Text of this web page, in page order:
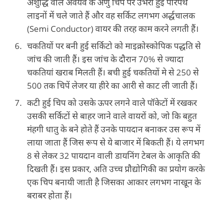
लाइनों में चले जाते हैं और वह सर्किट लगभग अर्द्धचालक
(Semi Conductor) वायर की तरह काम करने लगती हैं।
चकतियों पर बनी हुई सर्किटो को माइक्रोस्‍कोपिक पद्धति से
जांच की जाती हैं। इस जांच के दौरान 70% से ज्‍यादा
चकतियां खराब मिलती हैं। बची हुई चकतियों मे से 250 से
500 तक चिपें लेजर या हीरे का आरी से काट ली जाती हैं।
कटी हुई चिप को उसके ऊपर लगने वाले पॉकेटों में रखकर
उसकी सर्किटों से बाहर जाने वाले वायरों को, जो कि बहुत
मंहगी धातु के बने होते हैं उनके पायदान बनाकर उस रूप में
लाया जाता हैं जिस रूप से ये बाजार में बिकती हैं। ये लगभग
8 से लेकर 32 पायदान वाली डायनिंग टेबल के आकृति की
दिखती हैं। इस प्रकार, अति उच्‍च प्रौद्योगिकी का प्रयोग करके
एक चिप बनायी जाती है जिसका आकार लगभग नाखून के
बराबर होता हैं।